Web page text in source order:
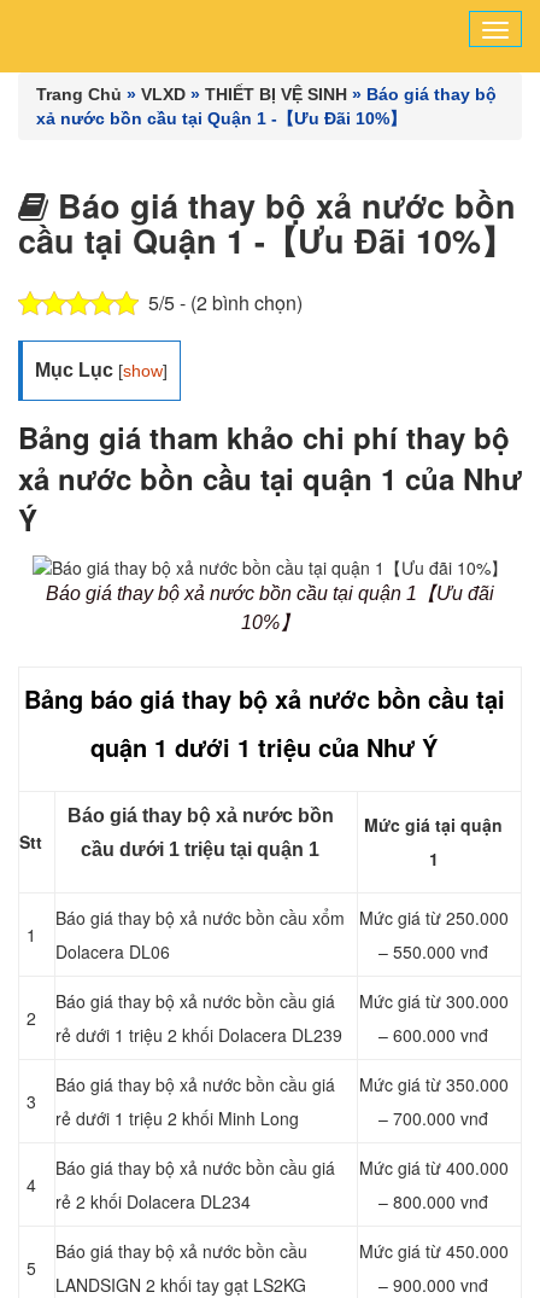
Trang Chủ » VLXD » THIẾT BỊ VỆ SINH » Báo giá thay bộ
xả nước bồn cầu tại Quận 1 -【Ưu Đãi 10%】
Báo giá thay bộ xả nước bồn
cầu tại Quận 1 -【Ưu Đãi 10%】
5/5 - (2 bình chọn)
Mục Lục [show]
Bảng giá tham khảo chi phí thay bộ
xả nước bồn cầu tại quận 1 của Như
Ý
Báo giá thay bộ xả nước bồn cầu tại quận 1【Ưu đãi
10%】
Bảng báo giá thay bộ xả nước bồn cầu tại
quận 1 dưới 1 triệu của Như Ý
Stt
Báo giá thay bộ xả nước bồn
cầu dưới 1 triệu tại quận 1
Mức giá tại quận
1
1
Báo giá thay bộ xả nước bồn cầu xổm
Dolacera DL06
Mức giá từ 250.000
– 550.000 vnđ
2
Báo giá thay bộ xả nước bồn cầu giá
rẻ dưới 1 triệu 2 khối Dolacera DL239
Mức giá từ 300.000
– 600.000 vnđ
3
Báo giá thay bộ xả nước bồn cầu giá
rẻ dưới 1 triệu 2 khối Minh Long
Mức giá từ 350.000
– 700.000 vnđ
4
Báo giá thay bộ xả nước bồn cầu giá
rẻ 2 khối Dolacera DL234
Mức giá từ 400.000
– 800.000 vnđ
5
Báo giá thay bộ xả nước bồn cầu
LANDSIGN 2 khối tay gạt LS2KG
Mức giá từ 450.000
– 900.000 vnđ